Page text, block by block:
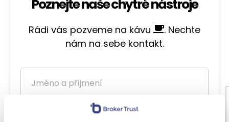
Poznejte naše chytré nástroje
Rádi vás pozveme na kávu
. Nechte
nám na sebe kontakt.